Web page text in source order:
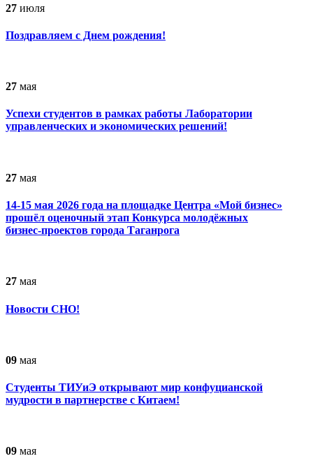
27 июля
Поздравляем с Днем рождения!
27 мая
Успехи студентов в рамках работы Лаборатории
управленческих и экономических решений!
27 мая
14-15 мая 2026 года на площадке Центра «Мой бизнес»
прошёл оценочный этап Конкурса молодёжных
бизнес‑проектов города Таганрога
27 мая
Новости СНО!
09 мая
Студенты ТИУиЭ открывают мир конфуцианской
мудрости в партнерстве с Китаем!
09 мая